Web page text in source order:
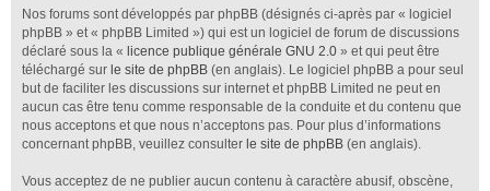
Nos forums sont développés par phpBB (désignés ci-après par « logiciel
phpBB » et « phpBB Limited ») qui est un logiciel de forum de discussions
déclaré sous la « licence publique générale GNU 2.0 » et qui peut être
téléchargé sur le site de phpBB (en anglais). Le logiciel phpBB a pour seul
but de faciliter les discussions sur internet et phpBB Limited ne peut en
aucun cas être tenu comme responsable de la conduite et du contenu que
nous acceptons et que nous n’acceptons pas. Pour plus d’informations
concernant phpBB, veuillez consulter le site de phpBB (en anglais).
Vous acceptez de ne publier aucun contenu à caractère abusif, obscène,